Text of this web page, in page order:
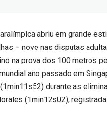
abriu em grande
– nove nas disputas
na prova dos 100 metros
ano passado em
durante as
(1min12s02),